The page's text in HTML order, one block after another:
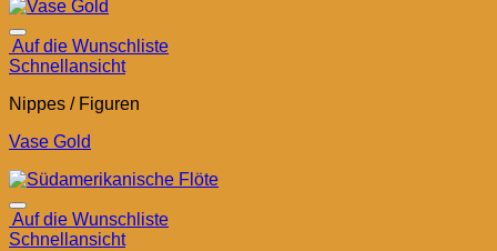
Auf die Wunschliste
Schnellansicht
Nippes / Figuren
Vase Gold
Auf die Wunschliste
Schnellansicht